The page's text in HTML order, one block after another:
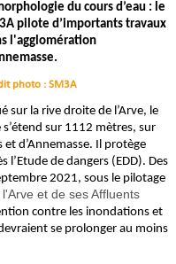
du cours d’eau : le
pilote d’importants travaux
l'agglomération
photo : SM3A
sur la rive droite de l’Arve, le
sur 1112 mètres, sur
et d’Annemasse. Il protège
l’Etude de dangers (EDD). Des
2021, sous le pilotage
et de ses Affluents
contre les inondations et
se prolonger au moins